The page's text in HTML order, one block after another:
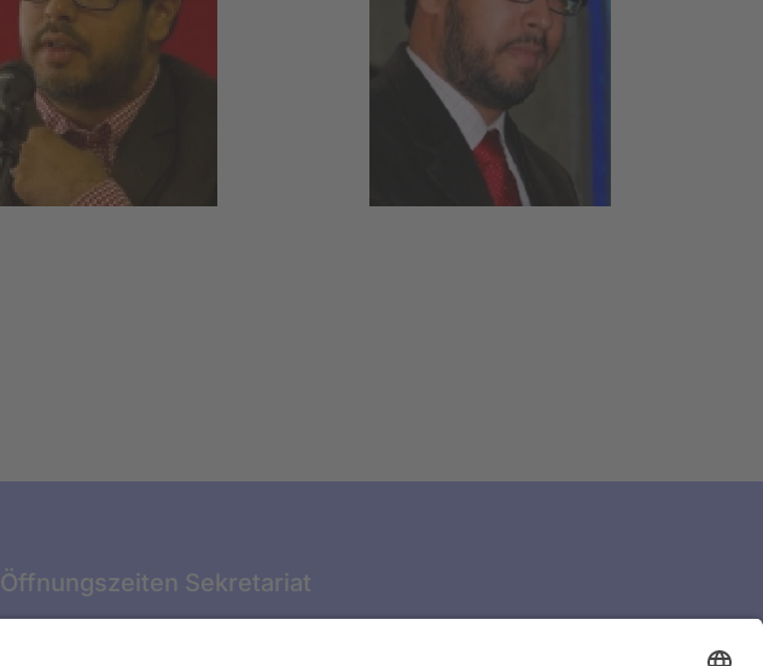
Öffnungszeiten Sekretariat